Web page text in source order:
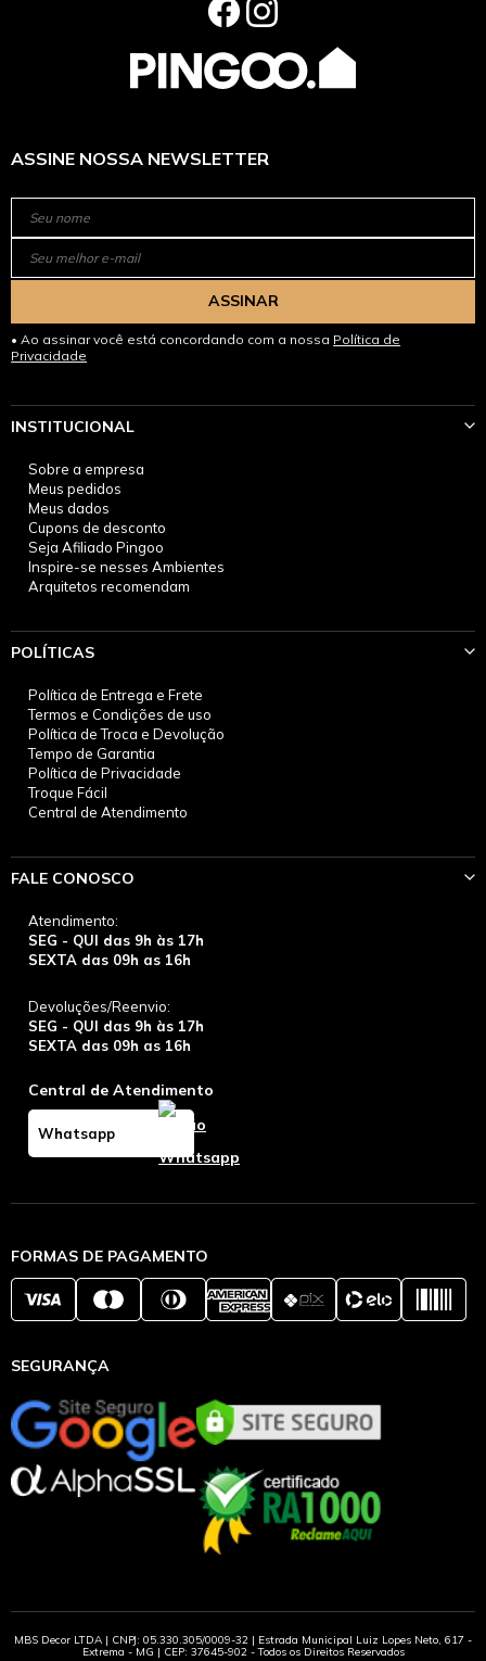
ASSINE NOSSA NEWSLETTER
ASSINAR
Ao assinar você está concordando com a nossa Política de
Privacidade
INSTITUCIONAL
Sobre a empresa
Meus pedidos
Meus dados
Cupons de desconto
Seja Afiliado Pingoo
Inspire-se nesses Ambientes
Arquitetos recomendam
POLÍTICAS
Política de Entrega e Frete
Termos e Condições de uso
Política de Troca e Devolução
Tempo de Garantia
Política de Privacidade
Troque Fácil
Central de Atendimento
FALE CONOSCO
Atendimento:
SEG - QUI das 9h às 17h
SEXTA das 09h as 16h
Devoluções/Reenvio:
SEG - QUI das 9h às 17h
SEXTA das 09h as 16h
Central de Atendimento
Whatsapp
FORMAS DE PAGAMENTO
SEGURANÇA
MBS Decor LTDA | CNPJ: 05.330.305/0009-32 | Estrada Municipal Luiz Lopes Neto, 617 -
Extrema - MG | CEP: 37645-902 - Todos os Direitos Reservados